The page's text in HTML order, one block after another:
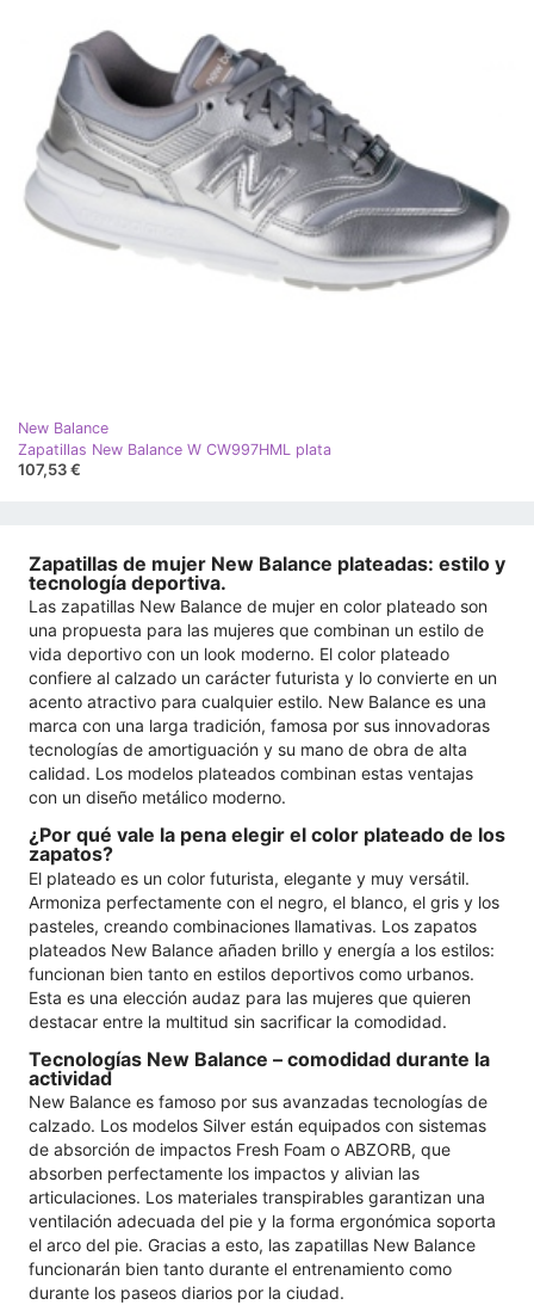
New Balance
Zapatillas New Balance W CW997HML plata
107,53 €
Zapatillas de mujer New Balance plateadas: estilo y
tecnología deportiva.
Las zapatillas New Balance de mujer en color plateado son
una propuesta para las mujeres que combinan un estilo de
vida deportivo con un look moderno. El color plateado
confiere al calzado un carácter futurista y lo convierte en un
acento atractivo para cualquier estilo. New Balance es una
marca con una larga tradición, famosa por sus innovadoras
tecnologías de amortiguación y su mano de obra de alta
calidad. Los modelos plateados combinan estas ventajas
con un diseño metálico moderno.
¿Por qué vale la pena elegir el color plateado de los
zapatos?
El plateado es un color futurista, elegante y muy versátil.
Armoniza perfectamente con el negro, el blanco, el gris y los
pasteles, creando combinaciones llamativas. Los zapatos
plateados New Balance añaden brillo y energía a los estilos:
funcionan bien tanto en estilos deportivos como urbanos.
Esta es una elección audaz para las mujeres que quieren
destacar entre la multitud sin sacrificar la comodidad.
Tecnologías New Balance – comodidad durante la
actividad
New Balance es famoso por sus avanzadas tecnologías de
calzado. Los modelos Silver están equipados con sistemas
de absorción de impactos Fresh Foam o ABZORB, que
absorben perfectamente los impactos y alivian las
articulaciones. Los materiales transpirables garantizan una
ventilación adecuada del pie y la forma ergonómica soporta
el arco del pie. Gracias a esto, las zapatillas New Balance
funcionarán bien tanto durante el entrenamiento como
durante los paseos diarios por la ciudad.